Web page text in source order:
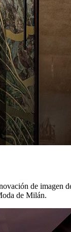
de imagen
de Milán.